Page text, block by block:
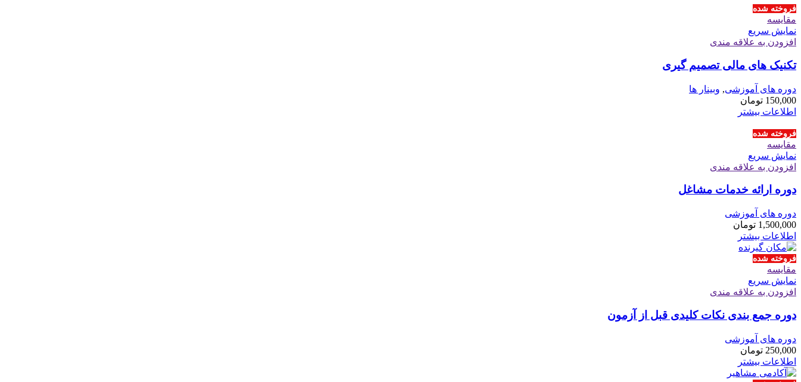
فروخته شده
مقايسه
نمایش سریع
افزودن به علاقه مندی
تکنیک های مالی تصمیم گیری
دوره های آموزشی, وبینار ها
150,000 تومان
اطلاعات بیشتر
فروخته شده
مقايسه
نمایش سریع
افزودن به علاقه مندی
دوره ارائه خدمات مشاغل
دوره های آموزشی
1,500,000 تومان
اطلاعات بیشتر
فروخته شده
مقايسه
نمایش سریع
افزودن به علاقه مندی
دوره جمع بندی نکات کلیدی قبل از آزمون
دوره های آموزشی
250,000 تومان
اطلاعات بیشتر